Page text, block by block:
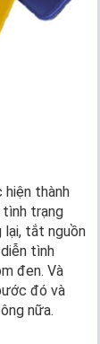
hiện thành
tình trạng
lại, tắt nguồn
tình
đen. Và
đó và
nữa.